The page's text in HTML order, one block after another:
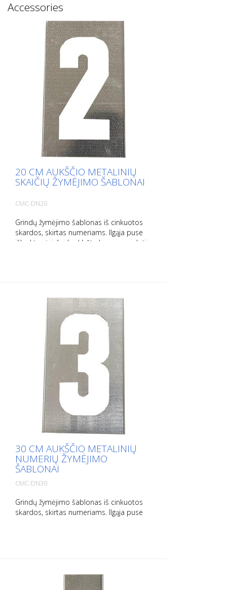
Accessories
20 CM AUKŠČIO METALINIŲ
SKAIČIŲ ŽYMĖJIMO ŠABLONAI
CMC-DN20
Grindų žymėjimo šablonas iš cinkuotos
skardos, skirtas numeriams. Ilgąja puse
išlenktas į viršų, kad būtų lengva naudoti.
30 CM AUKŠČIO METALINIŲ
NUMERIŲ ŽYMĖJIMO
ŠABLONAI
CMC-DN30
Grindų žymėjimo šablonas iš cinkuotos
skardos, skirtas numeriams. Ilgąja puse